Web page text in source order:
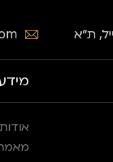
אודות